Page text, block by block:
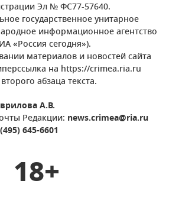
Эл № ФС77-57640.
государственное унитарное
информационное агентство
«Россия сегодня»).
материалов и новостей сайта
на https://crimea.ria.ru
абзаца текста.
А.В.
Редакции: news.crimea@ria.ru
645-6601
18+